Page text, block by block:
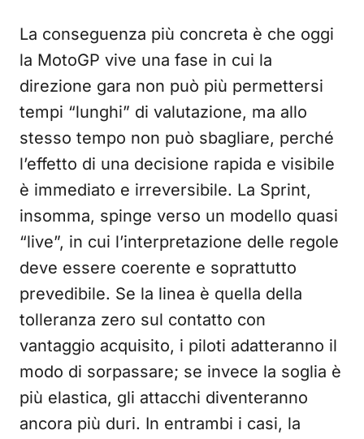
La conseguenza più concreta è che oggi
la MotoGP vive una fase in cui la
direzione gara non può più permettersi
tempi “lunghi” di valutazione, ma allo
stesso tempo non può sbagliare, perché
l’effetto di una decisione rapida e visibile
è immediato e irreversibile. La Sprint,
insomma, spinge verso un modello quasi
“live”, in cui l’interpretazione delle regole
deve essere coerente e soprattutto
prevedibile. Se la linea è quella della
tolleranza zero sul contatto con
vantaggio acquisito, i piloti adatteranno il
modo di sorpassare; se invece la soglia è
più elastica, gli attacchi diventeranno
ancora più duri. In entrambi i casi, la